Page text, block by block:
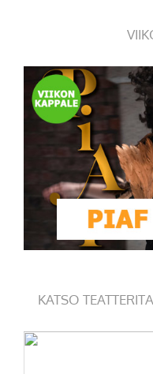
KATSO